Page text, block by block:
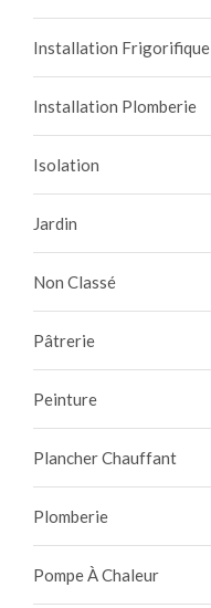
Installation Frigorifique
Installation Plomberie
Isolation
Jardin
Non Classé
Pâtrerie
Peinture
Plancher Chauffant
Plomberie
Pompe À Chaleur